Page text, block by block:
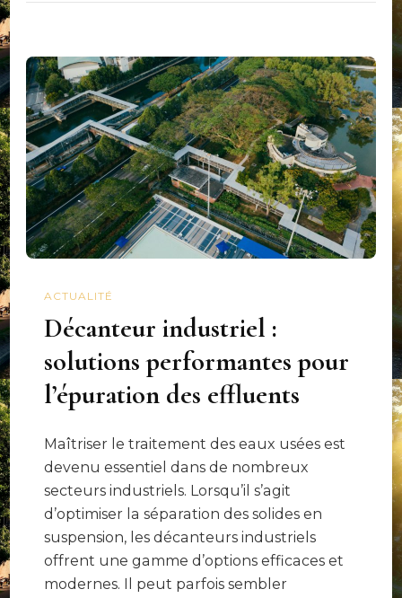
ACTUALITÉ
Décanteur industriel :
solutions performantes pour
l’épuration des effluents
Maîtriser le traitement des eaux usées est
devenu essentiel dans de nombreux
secteurs industriels. Lorsqu’il s’agit
d’optimiser la séparation des solides en
suspension, les décanteurs industriels
offrent une gamme d’options efficaces et
modernes. Il peut parfois sembler